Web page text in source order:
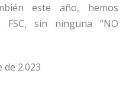
este año, hemos
sin ninguna “NO
de 2.023